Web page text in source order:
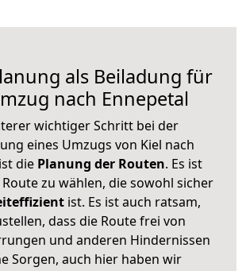
als Beiladung für
nach Ennepetal
wichtiger Schritt bei der
eines Umzugs von Kiel nach
diePlanung der Routen. Es ist
zu wählen, die sowohl sicher
ist. Es ist auch ratsam,
dass die Route frei von
und anderen Hindernissen
Sorgen, auch hier haben wir